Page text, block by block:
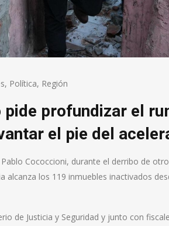
, Política, Región
pide profundizar el
el pie del
Cococcioni, durante el derribo de
alcanza los 119 inmuebles inactivados
de Justicia y Seguridad y junto con